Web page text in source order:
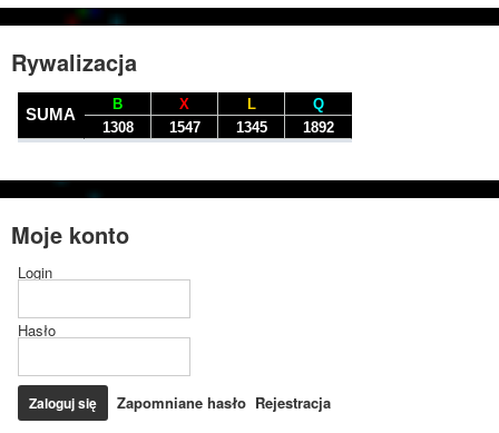
Rywalizacja
Moje konto
Login
Hasło
Zapomniane hasło Rejestracja